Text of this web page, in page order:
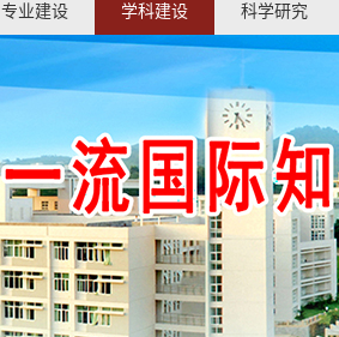
专业建设 学科建设 科学研究